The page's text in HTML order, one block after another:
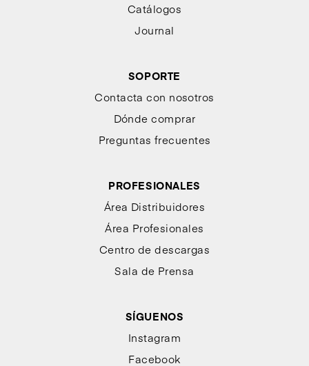
Catálogos
Journal
SOPORTE
Contacta con nosotros
Dónde comprar
Preguntas frecuentes
PROFESIONALES
Área Distribuidores
Área Profesionales
Centro de descargas
Sala de Prensa
SÍGUENOS
Instagram
Facebook